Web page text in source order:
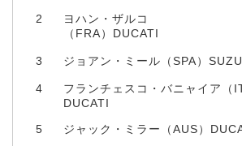
2
ヨハン・ザルコ
（FRA）DUCATI
3 ジョアン・ミール（SPA）
4
フランチェスコ・バニャイア（
DUCATI
5 ジャック・ミラー（AUS）